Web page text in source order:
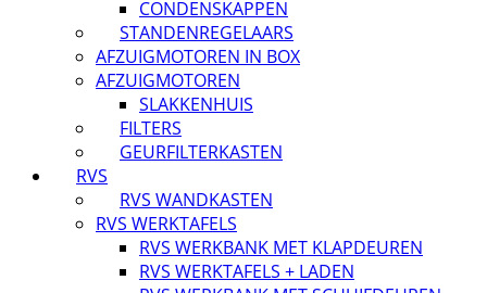
CONDENSKAPPEN
STANDENREGELAARS
AFZUIGMOTOREN IN BOX
AFZUIGMOTOREN
SLAKKENHUIS
FILTERS
GEURFILTERKASTEN
RVS
RVS WANDKASTEN
RVS WERKTAFELS
RVS WERKBANK MET KLAPDEUREN
RVS WERKTAFELS + LADEN